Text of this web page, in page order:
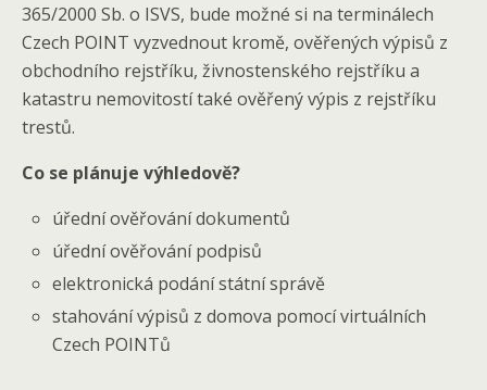
365/2000 Sb. o ISVS, bude možné si na terminálech
Czech POINT vyzvednout kromě, ověřených výpisů z
obchodního rejstříku, živnostenského rejstříku a
katastru nemovitostí také ověřený výpis z rejstříku
trestů.
Co se plánuje výhledově?
úřední ověřování dokumentů
úřední ověřování podpisů
elektronická podání státní správě
stahování výpisů z domova pomocí virtuálních
Czech POINTů